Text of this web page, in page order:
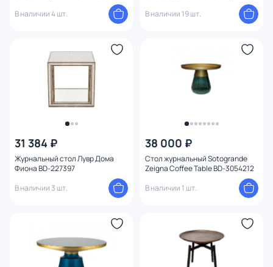
В наличии 4 шт.
В наличии 19 шт.
31 384 ₽
Журнальный стол Лувр Дома
Фиона BD-227397
В наличии 3 шт.
38 000 ₽
Стол журнальный Sotogrande
Zeigna Coffee Table BD-3054212
В наличии 1 шт.